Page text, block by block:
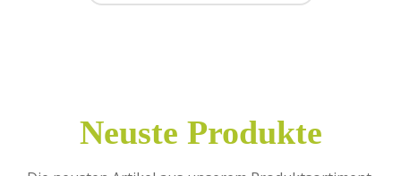
Neuste Produkte